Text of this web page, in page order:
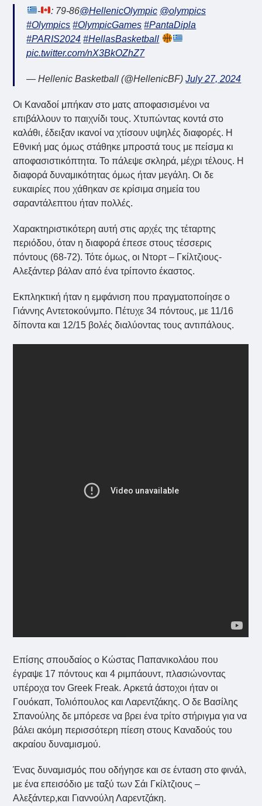
- : 79-86@HellenicOlympic @olympics
#Olympics #OlympicGames #PantaDipla
#PARIS2024 #HellasBasketball
pic.twitter.com/nX3BkOZhZ7
— Hellenic Basketball (@HellenicBF)July 27, 2024
Οι Καναδοί μπήκαν στο ματς αποφασισμένοι να
επιβάλλουν το παιχνίδι τους. Χτυπώντας κοντά στο
καλάθι, έδειξαν ικανοί να χτίσουν υψηλές διαφορές. Η
Εθνική μας όμως στάθηκε μπροστά τους με πείσμα κι
αποφασιστικόπτητα. Το πάλεψε σκληρά, μέχρι τέλους. Η
διαφορά δυναμικότητας όμως ήταν μεγάλη. Οι δε
ευκαιρίες που χάθηκαν σε κρίσιμα σημεία του
σαραντάλεπτου ήταν πολλές.
Χαρακτηριστικότερη αυτή στις αρχές της τέταρτης
περιόδου, όταν η διαφορά έπεσε στους τέσσερις
πόντους (68-72). Τότε όμως, οι Ντορτ – Γκίλτζιους-
Αλεξάντερ βάλαν από ένα τρίποντο έκαστος.
Εκπληκτική ήταν η εμφάνιση που πραγματοποίησε ο
Γιάννης Αντετοκούνμπο. Πέτυχε 34 πόντους, με 11/16
δίποντα και 12/15 βολές διαλύοντας τους αντιπάλους.
Επίσης σπουδαίος ο Κώστας Παπανικολάου που
έγραψε 17 πόντους και 4 ριμπάουντ, πλασιώνοντας
υπέροχα τον Greek Freak. Αρκετά άστοχοι ήταν οι
Γουόκαπ, Τολιόπουλος και Λαρεντζάκης. Ο δε Βασίλης
Σπανούλης δε μπόρεσε να βρει ένα τρίτο στήριγμα για να
βάλει ακόμη περισσότερη πίεση στους Καναδούς του
ακραίου δυναμισμού.
Ένας δυναμισμός που οδήγησε και σε ένταση στο φινάλ,
με ένα επεισόδιο με ταξύ των Σάι Γκίλτζιους –
Αλεξάντερ,και Γιαννούλη Λαρεντζάκη.